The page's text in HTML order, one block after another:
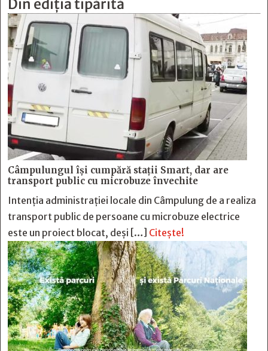
Din ediția tipărită
Câmpulungul îşi cumpără staţii Smart, dar are
transport public cu microbuze învechite
Intenția administrației locale din Câmpulung de a realiza
transport public de persoane cu microbuze electrice
este un proiect blocat, deși […] Citește!